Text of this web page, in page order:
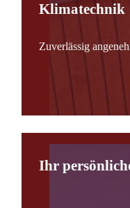
Klimatechnik
Zuverlässig
Ihr